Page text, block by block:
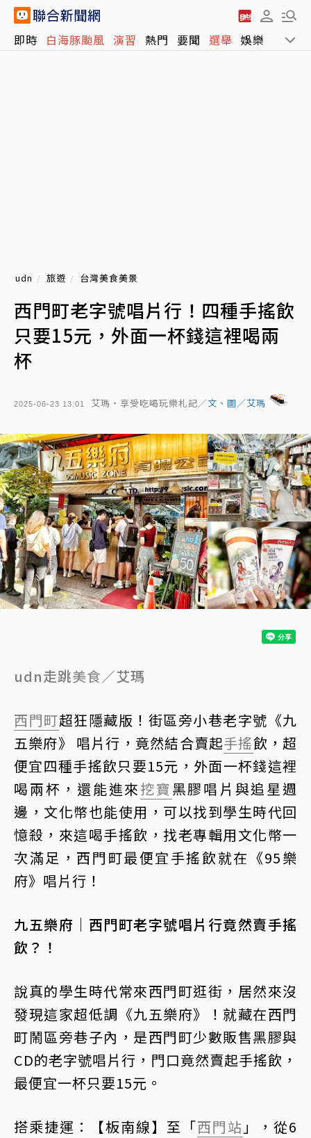
即時 白海豚颱風 演習 熱門 要聞 選舉 娛樂 運動
udn 旅遊 台灣美食美景
西門町老字號唱片行！四種手搖飲
只要15元，外面一杯錢這裡喝兩
杯
2025-06-23 13:01 艾瑪・享受吃喝玩樂札記／文、圖／艾瑪
udn走跳美食／艾瑪
西門町超狂隱藏版！街區旁小巷老字號《九
五樂府》 唱片行，竟然結合賣起手搖飲，超
便宜四種手搖飲只要15元，外面一杯錢這裡
喝兩杯，還能進來挖寶黑膠唱片與追星週
邊，文化幣也能使用，可以找到學生時代回
憶殺，來這喝手搖飲，找老專輯用文化幣一
次滿足，西門町最便宜手搖飲就在《95樂
府》唱片行！
九五樂府｜西門町老字號唱片行竟然賣手搖
飲？！
說真的學生時代常來西門町逛街，居然來沒
發現這家超低調《九五樂府》！就藏在西門
町鬧區旁巷子內，是西門町少數販售黑膠與
CD的老字號唱片行，門口竟然賣起手搖飲，
最便宜一杯只要15元。
搭乘捷運：【板南線】至「西門站 」，從6